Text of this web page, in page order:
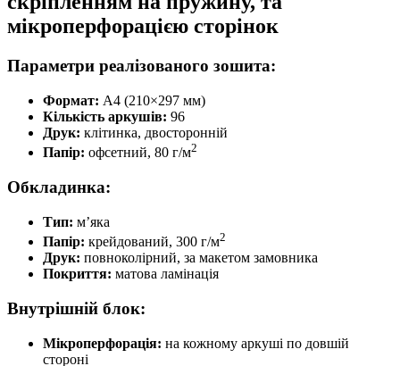
мікроперфорацією сторінок
Параметри реалізованого зошита:
Формат: А4 (210×297 мм)
Кількість аркушів: 96
Друк: клітинка, двосторонній
Папір: офсетний, 80 г/м2
Обкладинка:
Тип: м’яка
Папір: крейдований, 300 г/м2
Друк: повноколірний, за макетом замовника
Покриття: матова ламінація
Внутрішній блок:
Мікроперфорація: на кожному аркуші по довшій
стороні